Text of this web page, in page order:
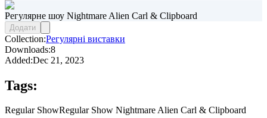
Регулярне шоу Nightmare Alien Carl & Clipboard
Додати
Collection:Регулярні виставки
Downloads:8
Added:Dec 21, 2023
Tags:
Regular ShowRegular Show Nightmare Alien Carl & Clipboard